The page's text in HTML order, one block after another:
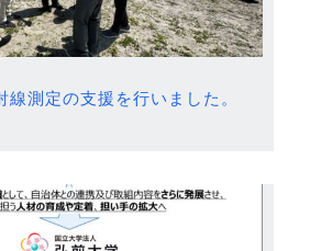
線測定の支援を行いました。